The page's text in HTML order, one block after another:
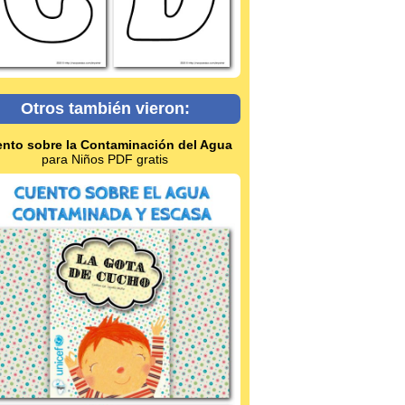
Otros también vieron:
sobre la Contaminación del Agua
para Niños PDF gratis